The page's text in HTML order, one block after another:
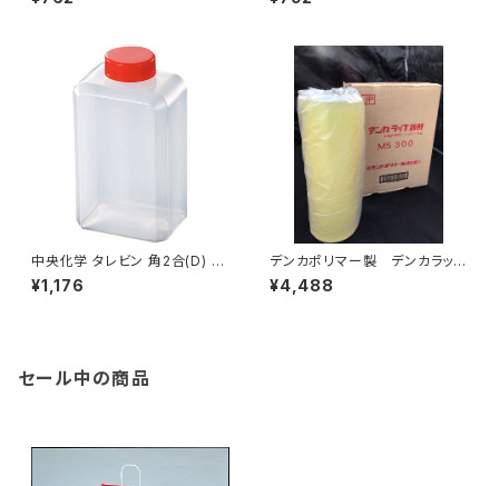
中央化学 タレビン 角2合(D) 3
60ml 20個入り
¥1,176
デンカポリマー製 デンカラッ
プ MS300 食品包装用スト
レッチフィルム 1箱2本入り
¥4,488
セール中の商品